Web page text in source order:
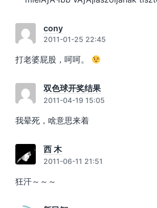
cony
2011-01-25 22:45
打老婆屁股，呵呵。
双色球开奖结果
2011-04-19 15:05
我晕死，啥意思来着
西 木
2011-06-11 21:51
狂汗～～～